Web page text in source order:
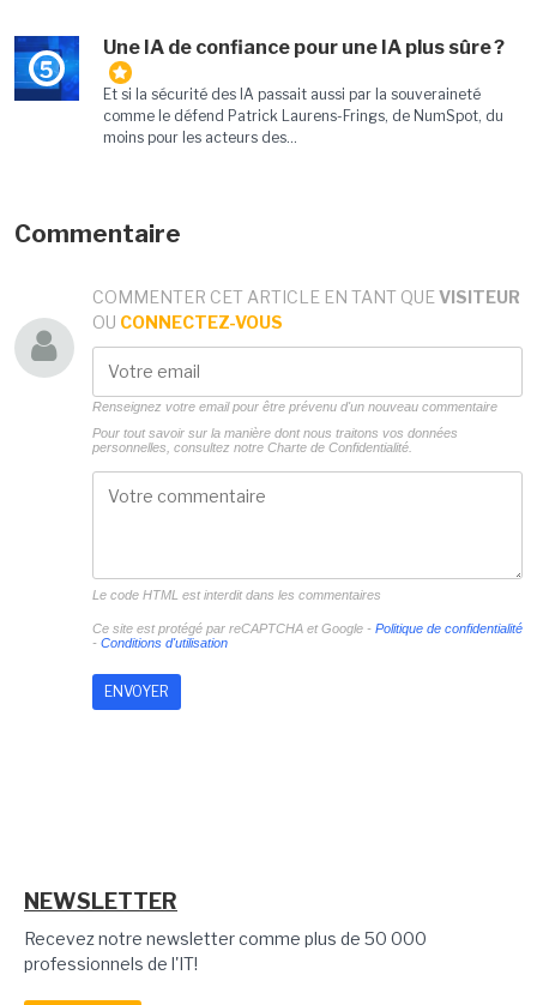
5
Une IA de confiance pour une IA plus sûre ?
Et si la sécurité des IA passait aussi par la souveraineté
comme le défend Patrick Laurens-Frings, de NumSpot, du
moins pour les acteurs des...
Commentaire
COMMENTER CET ARTICLE EN TANT QUE VISITEUR
OU CONNECTEZ-VOUS
Renseignez votre email pour être prévenu d'un nouveau commentaire
Pour tout savoir sur la manière dont nous traitons vos données
personnelles, consultez notre Charte de Confidentialité.
Le code HTML est interdit dans les commentaires
Ce site est protégé par reCAPTCHA et Google - Politique de confidentialité
- Conditions d'utilisation
NEWSLETTER
Recevez notre newsletter comme plus de 50 000
professionnels de l'IT!